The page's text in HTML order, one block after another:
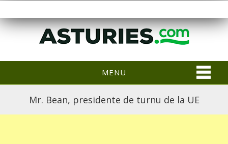
MENU
Mr. Bean, presidente de turnu de la UE